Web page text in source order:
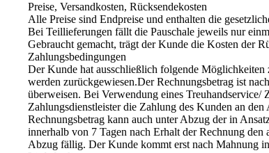
Preise, Versandkosten, Rücksendekosten
Alle Preise sind Endpreise und enthalten die
Bei Teillieferungen fällt die Pauschale jeweils nur
Gebraucht gemacht, trägt der Kunde die Kosten der
Zahlungsbedingungen
Der Kunde hat ausschließlich folgende
werden zurückgewiesen.Der Rechnungsbetrag ist
überweisen. Bei Verwendung eines
Zahlungsdienstleister die Zahlung des Kunden an
Rechnungsbetrag kann auch unter Abzug der in
innerhalb von 7 Tagen nach Erhalt der Rechnung
Abzug fällig. Der Kunde kommt erst nach Mahnung